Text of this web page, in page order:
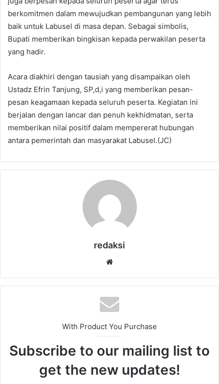
berkomitmen dalam mewujudkan pembangunan yang lebih
baik untuk Labusel di masa depan. Sebagai simbolis,
Bupati memberikan bingkisan kepada perwakilan peserta
yang hadir.
Acara diakhiri dengan tausiah yang disampaikan oleh
Ustadz Efrin Tanjung, SP,d,i yang memberikan pesan-
pesan keagamaan kepada seluruh peserta. Kegiatan ini
berjalan dengan lancar dan penuh kekhidmatan, serta
memberikan nilai positif dalam mempererat hubungan
antara pemerintah dan masyarakat Labusel.(JC)
redaksi
With Product You Purchase
Subscribe to our mailing list to
get the new updates!